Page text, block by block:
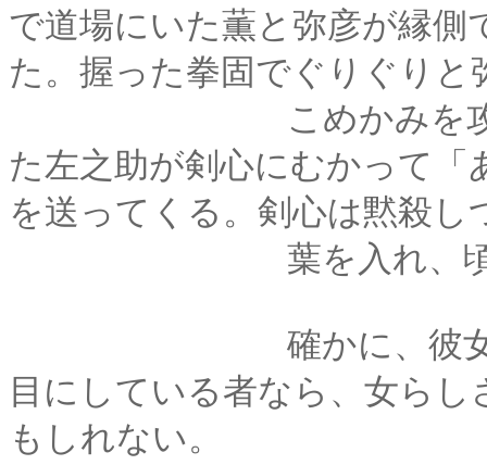
で道場にいた薫と弥彦が縁
た。握った拳固でぐりぐりと
こめかみを攻撃して
た左之助が剣心にむかって
を送ってくる。剣心は黙殺し
葉を入れ、頃合にな
確かに、彼女の「じ
目にしている者なら、女ら
もしれない。